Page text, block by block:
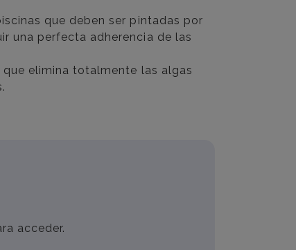
que deben ser pintadas por
una perfecta adherencia de las
elimina totalmente las algas
acceder.